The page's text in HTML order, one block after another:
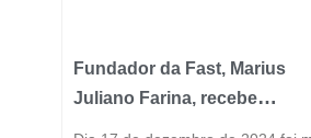
Fundador da Fast, Marius
Juliano Farina, recebe